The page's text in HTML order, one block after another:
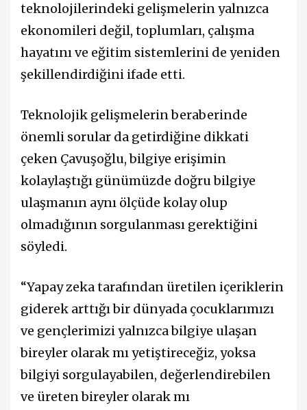
teknolojilerindeki gelişmelerin yalnızca
ekonomileri değil, toplumları, çalışma
hayatını ve eğitim sistemlerini de yeniden
şekillendirdiğini ifade etti.
Teknolojik gelişmelerin beraberinde
önemli sorular da getirdiğine dikkati
çeken Çavuşoğlu, bilgiye erişimin
kolaylaştığı günümüzde doğru bilgiye
ulaşmanın aynı ölçüde kolay olup
olmadığının sorgulanması gerektiğini
söyledi.
“Yapay zeka tarafından üretilen içeriklerin
giderek arttığı bir dünyada çocuklarımızı
ve gençlerimizi yalnızca bilgiye ulaşan
bireyler olarak mı yetiştireceğiz, yoksa
bilgiyi sorgulayabilen, değerlendirebilen
ve üreten bireyler olarak mı